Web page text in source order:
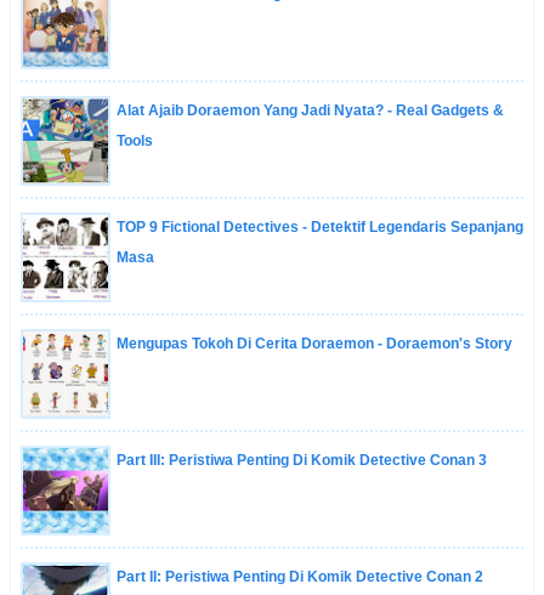
Alat Ajaib Doraemon Yang Jadi Nyata? - Real Gadgets &
Tools
TOP 9 Fictional Detectives - Detektif Legendaris Sepanjang
Masa
Mengupas Tokoh Di Cerita Doraemon - Doraemon's Story
Part III: Peristiwa Penting Di Komik Detective Conan 3
Part II: Peristiwa Penting Di Komik Detective Conan 2